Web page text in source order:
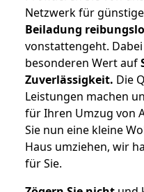
Netzwerk für
Beiladung
vonstattengeht.
besonderen Wert auf
Zuverlässigkeit. Die
Leistungen machen
für Ihren Umzug von
Sie nun eine kleine
Haus umziehen, wir
für Sie.